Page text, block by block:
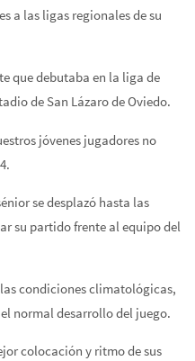
a las ligas regionales de su
que debutaba en la liga de
de San Lázaro de Oviedo.
jóvenes jugadores no
se desplazó hasta las
su partido frente al equipo del
condiciones climatológicas,
normal desarrollo del juego.
colocación y ritmo de sus